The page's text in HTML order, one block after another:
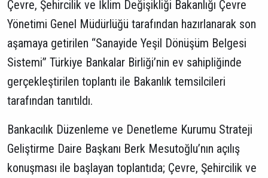
Çevre, Şehircilik ve İklim Değişikliği Bakanlığı Çevre
Yönetimi Genel Müdürlüğü tarafından hazırlanarak son
aşamaya getirilen “Sanayide Yeşil Dönüşüm Belgesi
Sistemi” Türkiye Bankalar Birliği’nin ev sahipliğinde
gerçekleştirilen toplantı ile Bakanlık temsilcileri
tarafından tanıtıldı.
Bankacılık Düzenleme ve Denetleme Kurumu Strateji
Geliştirme Daire Başkanı Berk Mesutoğlu’nın açılış
konuşması ile başlayan toplantıda; Çevre, Şehircilik ve